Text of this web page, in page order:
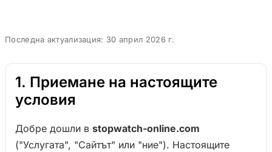
Последна актуализация: 30 април 2026 г.
1. Приемане на настоящите
условия
Добре дошли в stopwatch-online.com
("Услугата", "Сайтът" или "ние"). Настоящите